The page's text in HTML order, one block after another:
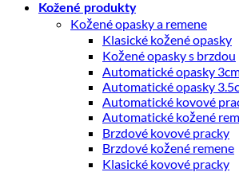
Kožené produkty
Kožené opasky a remene
Klasické kožené opasky
Kožené opasky s brzdou
Automatické opasky
Automatické opasky
Automatické kovové
Automatické kožené
Brzdové kovové pracky
Brzdové kožené remene
Klasické kovové pracky